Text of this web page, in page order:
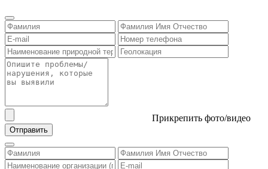
Прикрепить фото/видео
Отправить